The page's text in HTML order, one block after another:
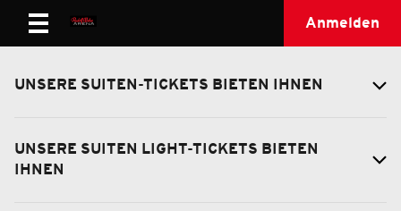
Anmelden
UNSERE SUITEN-TICKETS BIETEN IHNEN
UNSERE SUITEN LIGHT-TICKETS BIETEN
IHNEN